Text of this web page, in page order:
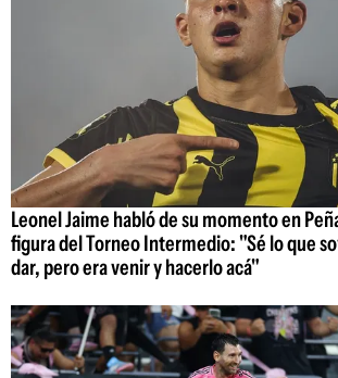
Leonel Jaime habló de su momento en
figura del Torneo Intermedio: "Sé lo que
dar, pero era venir y hacerlo acá"